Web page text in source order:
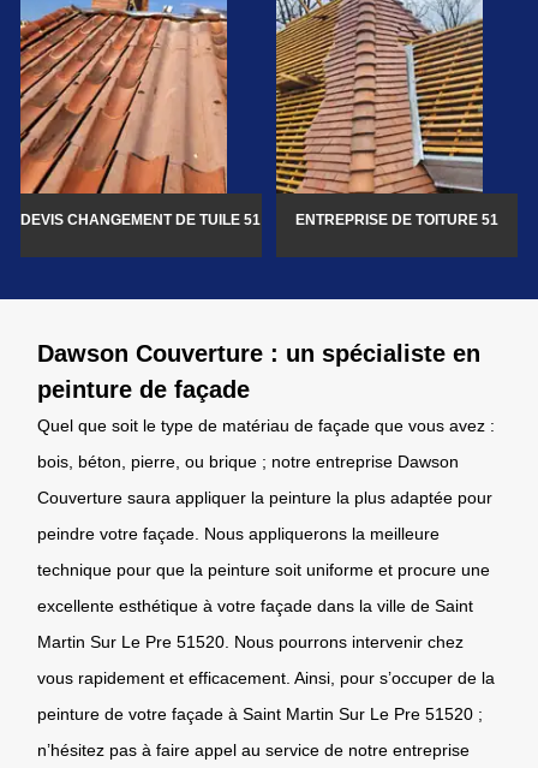
DEVIS CHANGEMENT DE TUILE 51 ENTREPRISE DE TOITURE 51
Dawson Couverture : un spécialiste en
peinture de façade
Quel que soit le type de matériau de façade que vous avez :
bois, béton, pierre, ou brique ; notre entreprise Dawson
Couverture saura appliquer la peinture la plus adaptée pour
peindre votre façade. Nous appliquerons la meilleure
technique pour que la peinture soit uniforme et procure une
excellente esthétique à votre façade dans la ville de Saint
Martin Sur Le Pre 51520. Nous pourrons intervenir chez
vous rapidement et efficacement. Ainsi, pour s’occuper de la
peinture de votre façade à Saint Martin Sur Le Pre 51520 ;
n’hésitez pas à faire appel au service de notre entreprise